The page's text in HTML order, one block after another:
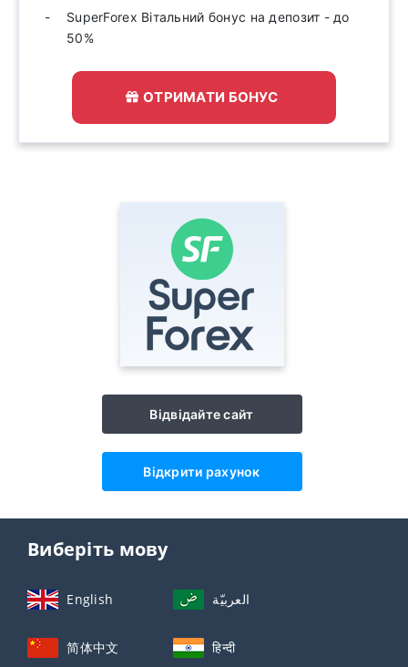
SuperForex Вітальний бонус на депозит - до
50%
ОТРИМАТИ БОНУС
Відвідайте сайт
Відкрити рахунок
Виберіть мову
English العربيّة
简体中文 हिन्दी